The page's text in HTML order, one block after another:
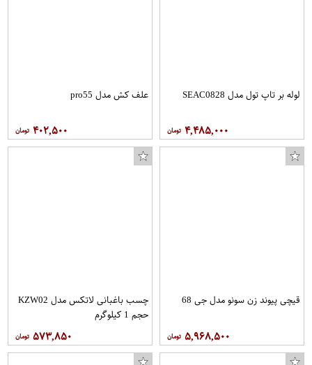
لوله بر تاپ تول مدل SEAC0828
۴,۴۸۵,۰۰۰
علف کش مدل pro55
۴۰۲,۵۰۰
قیچی پیوند زن سونو مدل جی 68
۵,۹۶۸,۵۰۰
چسب باغبانی لاتکس مدل KZW02
حجم 1 کیلوگرم
۵۷۳,۸۵۰